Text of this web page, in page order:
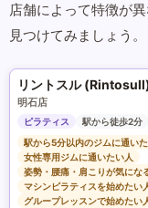
店舗によって特徴が
見つけてみましょう。
リントスル
明石店
ピラティス
駅から徒歩2分
駅から5分以内のジムに通い
女性専用ジムに通いたい人
姿勢・腰痛・肩こりが気にな
マシンピラティスを始めたい
グループレッスンで始めたい